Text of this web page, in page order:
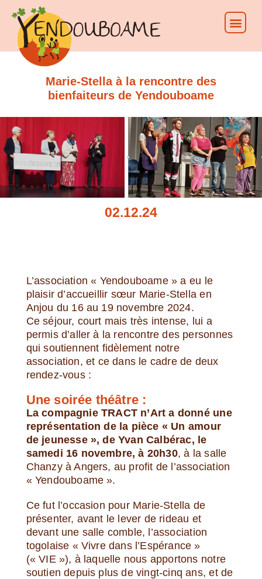
Marie-Stella à la rencontre des
bienfaiteurs de Yendouboame
02.12.24
L’association « Yendouboame » a eu le
plaisir d’accueillir sœur Marie-Stella en
Anjou du 16 au 19 novembre 2024.
Ce séjour, court mais très intense, lui a
permis d’aller à la rencontre des personnes
qui soutiennent fidèlement notre
association, et ce dans le cadre de deux
rendez-vous :
Une soirée théâtre :
La compagnie TRACT n’Art a donné une
représentation de la pièce « Un amour
de jeunesse », de Yvan Calbérac, le
samedi 16 novembre, à 20h30, à la salle
Chanzy à Angers, au profit de l’association
« Yendouboame ».
Ce fut l’occasion pour Marie-Stella de
présenter, avant le lever de rideau et
devant une salle comble, l’association
togolaise « Vivre dans l’Espérance »
(« VIE »), à laquelle nous apportons notre
soutien depuis plus de vingt-cinq ans, et de